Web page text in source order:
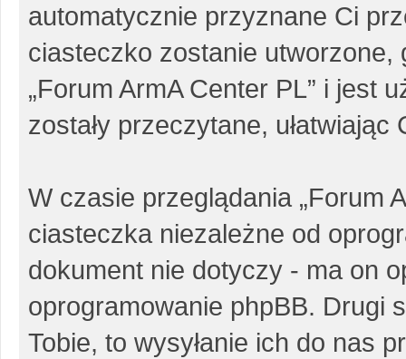
automatycznie przyznane Ci
ciasteczko zostanie
„Forum ArmA Center PL” i jest
zostały przeczytane,
W czasie przeglądania „Forum
ciasteczka niezależne od
dokument nie dotyczy - ma on
oprogramowanie phpBB. Drugi
Tobie, to wysyłanie ich do nas